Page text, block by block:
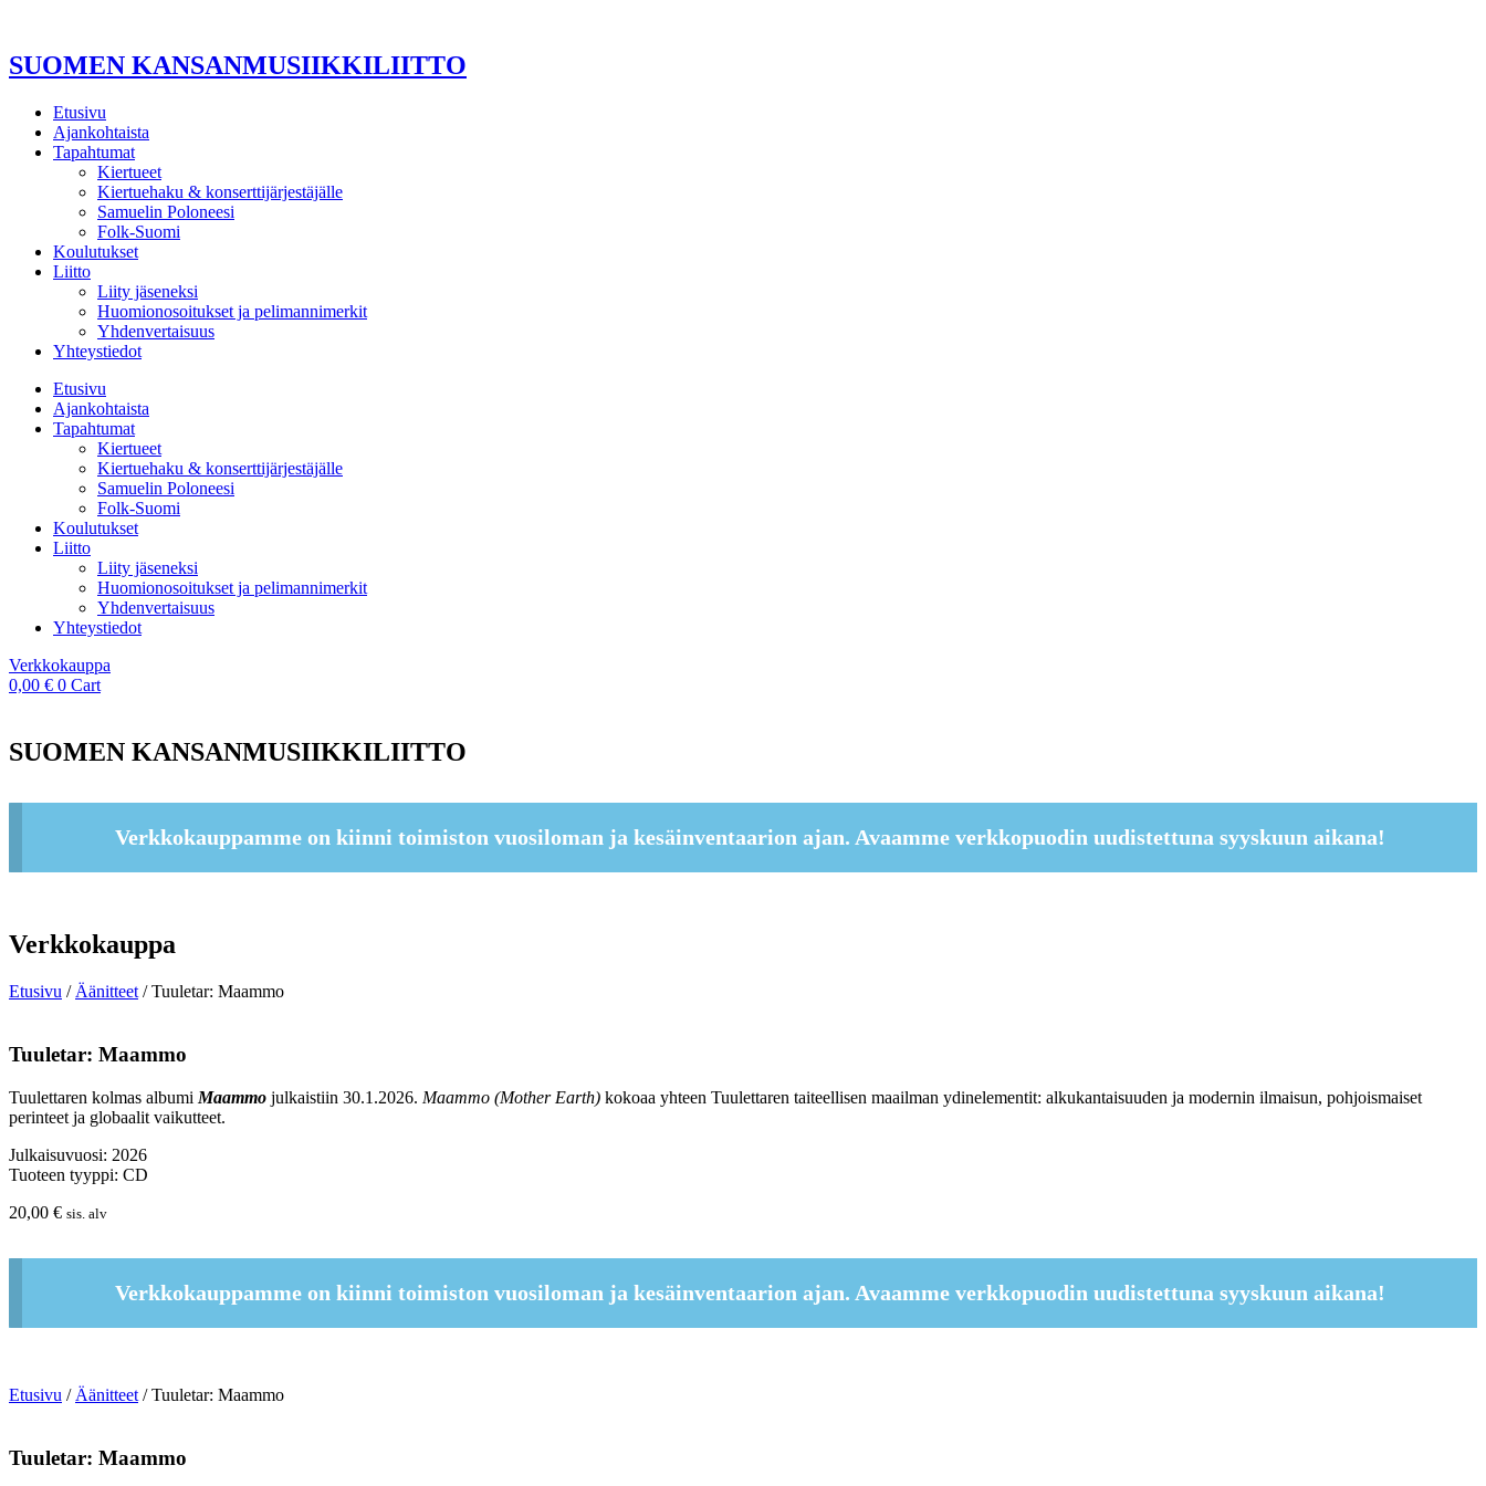
SUOMEN KANSANMUSIIKKILIITTO
Etusivu
Ajankohtaista
Tapahtumat
Kiertueet
Kiertuehaku & konserttijärjestäjälle
Samuelin Poloneesi
Folk-Suomi
Koulutukset
Liitto
Liity jäseneksi
Huomionosoitukset ja pelimannimerkit
Yhdenvertaisuus
Yhteystiedot
Etusivu
Ajankohtaista
Tapahtumat
Kiertueet
Kiertuehaku & konserttijärjestäjälle
Samuelin Poloneesi
Folk-Suomi
Koulutukset
Liitto
Liity jäseneksi
Huomionosoitukset ja pelimannimerkit
Yhdenvertaisuus
Yhteystiedot
Verkkokauppa
0,00 € 0 Cart
SUOMEN KANSANMUSIIKKILIITTO
Verkkokauppamme on kiinni toimiston vuosiloman ja kesäinventaarion ajan. Avaamme verkkopuodin uudistettuna syyskuun aikana!
Verkkokauppa
Etusivu / Äänitteet / Tuuletar: Maammo
Tuuletar: Maammo
Tuulettaren kolmas albumi Maammo julkaistiin 30.1.2026. Maammo (Mother Earth) kokoaa yhteen Tuulettaren taiteellisen maailman ydinelementit: alkukantaisuuden ja modernin ilmaisun, pohjoismaiset
perinteet ja globaalit vaikutteet.
Julkaisuvuosi: 2026
Tuoteen tyyppi: CD
20,00 € sis. alv
Verkkokauppamme on kiinni toimiston vuosiloman ja kesäinventaarion ajan. Avaamme verkkopuodin uudistettuna syyskuun aikana!
Etusivu /Äänitteet/ Tuuletar: Maammo
Tuuletar: Maammo